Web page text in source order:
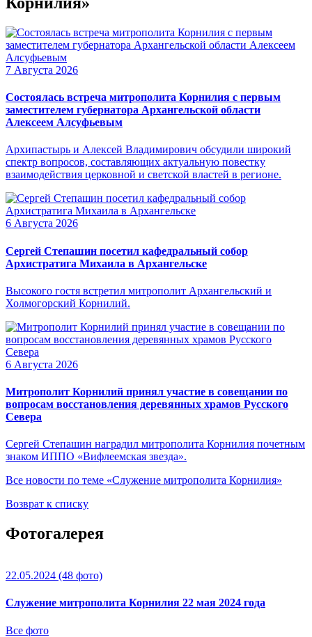
7 Августа 2026
Состоялась встреча митрополита Корнилия с первым
заместителем губернатора Архангельской области
Алексеем Алсуфьевым
Архипастырь и Алексей Владимирович обсудили широкий
спектр вопросов, составляющих актуальную повестку
взаимодействия церковной и светской властей в регионе.
6 Августа 2026
Сергей Степашин посетил кафедральный собор
Архистратига Михаила в Архангельске
Высокого гостя встретил митрополит Архангельский и
Холмогорский Корнилий.
6 Августа 2026
Митрополит Корнилий принял участие в совещании по
вопросам восстановления деревянных храмов Русского
Севера
Сергей Степашин наградил митрополита Корнилия почетным
знаком ИППО «Вифлеемская звезда».
Все новости по теме «Служение митрополита Корнилия»
Возврат к списку
Фотогалерея
22.05.2024 (48 фото)
Служение митрополита Корнилия 22 мая 2024 года
Все фото